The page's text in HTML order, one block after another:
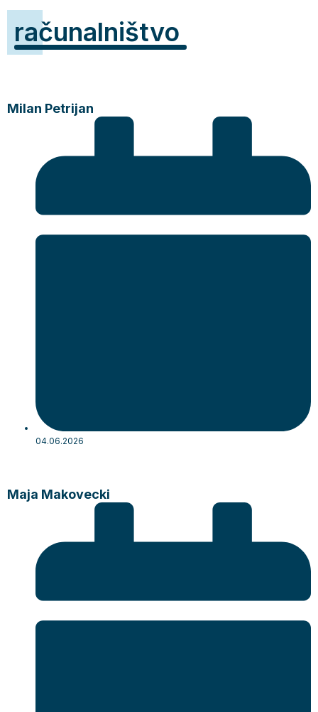
računalništvo
Milan Petrijan
04.06.2026
Maja Makovecki